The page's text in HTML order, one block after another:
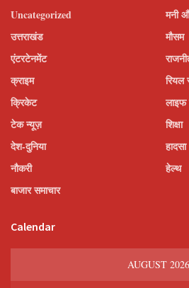
Uncategorized
उत्तराखंड
एंटरटेनमेंट
क्राइम
क्रिकेट
टेक न्यूज़
देश-दुनिया
नौकरी
बाजार समाचार
मनी
मौसम
रियल
लाइफ
शिक्षा
हादसा
हेल्थ
Calendar
AUGUST 2026